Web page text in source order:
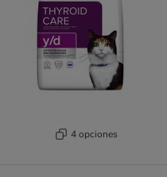
4 opciones